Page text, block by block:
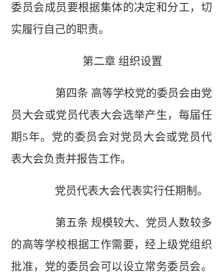
委员会成员要根据集体的决定和分工，切
实履行自己的职责。
第二章 组织设置
第四条 高等学校党的委员会由党
员大会或党员代表大会选举产生，每届任
期5年。党的委员会对党员大会或党员代
表大会负责并报告工作。
党员代表大会代表实行任期制。
第五条 规模较大、党员人数较多
的高等学校根据工作需要，经上级党组织
批准，党的委员会可以设立常务委员会。